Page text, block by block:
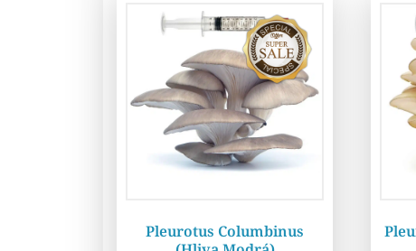
Pleurotus Columbinus